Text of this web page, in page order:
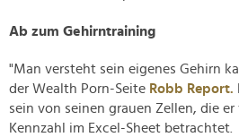
Ab zum Gehirntraining
"Man versteht sein eigenes Gehirn
der Wealth Porn-Seite Robb Report.
sein von seinen grauen Zellen, die
Kennzahl im Excel-Sheet betrachtet.